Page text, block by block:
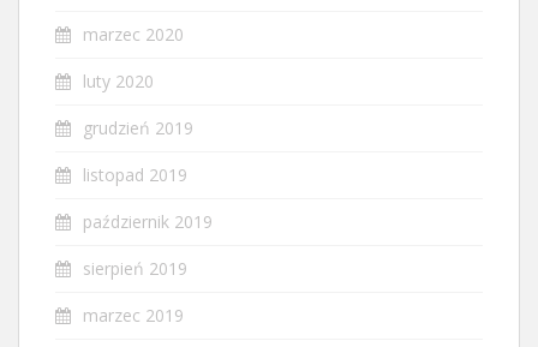
marzec 2020
luty 2020
grudzień 2019
listopad 2019
październik 2019
sierpień 2019
marzec 2019